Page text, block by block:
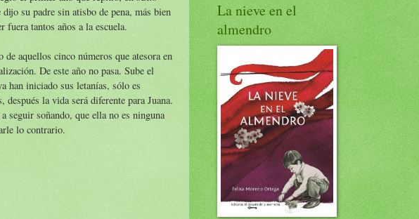
su padre sin atisbo de pena, más bien
fuera tantos años a la escuela.
aquellos cinco números que atesora en
De este año no pasa. Sube el
han iniciado sus letanías, sólo es
la vida será diferente para Juana.
seguir soñando, que ella no es ninguna
lo contrario.
La nieve en el
almendro